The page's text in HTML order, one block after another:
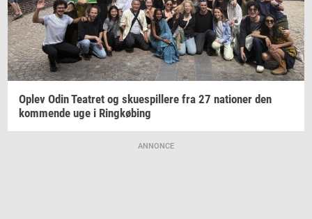
Oplev OdinTe­a­tret og sku­e­spil­le­re fra 27 na­tio­ner den
kom­men­de uge i Ring­kø­bing
ANNONCE